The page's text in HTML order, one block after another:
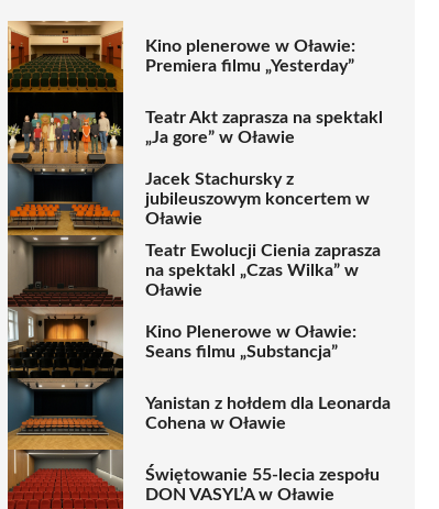
Kino plenerowe w Oławie:
Premiera filmu „Yesterday”
Teatr Akt zaprasza na spektakl
„Ja gore” w Oławie
Jacek Stachursky z
jubileuszowym koncertem w
Oławie
Teatr Ewolucji Cienia zaprasza
na spektakl „Czas Wilka” w
Oławie
Kino Plenerowe w Oławie:
Seans filmu „Substancja”
Yanistan z hołdem dla Leonarda
Cohena w Oławie
Świętowanie 55-lecia zespołu
DON VASYL’A w Oławie